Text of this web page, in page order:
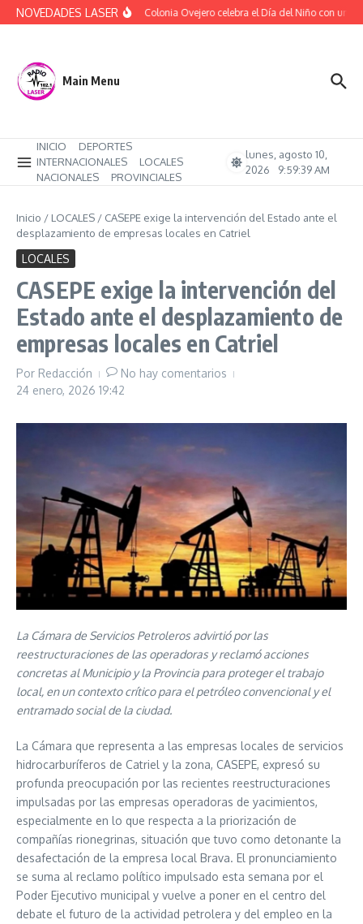
Saltar al contenido
NOVEDADES LASER(Audio) Colonia Ovejero celebra el Día del Niño con una
Main Menu
INICIO
DEPORTES
INTERNACIONALES
LOCALES
NACIONALES
PROVINCIALES
lunes, agosto 10,
2026
9:59:40 AM
Inicio / LOCALES / CASEPE exige la intervención del Estado ante el
desplazamiento de empresas locales en Catriel
LOCALES
CASEPE exige la intervención del
Estado ante el desplazamiento de
empresas locales en Catriel
Por Redacción
No hay comentarios
24 enero, 2026 19:42
La Cámara de Servicios Petroleros advirtió por las
reestructuraciones de las operadoras y reclamó acciones
concretas al Municipio y la Provincia para proteger el trabajo
local, en un contexto crítico para el petróleo convencional y el
entramado social de la ciudad.
La Cámara que representa a las empresas locales de servicios
hidrocarburíferos de Catriel y la zona, CASEPE, expresó su
profunda preocupación por las recientes reestructuraciones
impulsadas por las empresas operadoras de yacimientos,
especialmente en lo que respecta a la priorización de
compañías rionegrinas, situación que tuvo como detonante la
desafectación de la empresa local Brava. El pronunciamiento
se suma al reclamo político impulsado esta semana por el
Poder Ejecutivo municipal y vuelve a poner en el centro del
debate el futuro de la actividad petrolera y del empleo en la